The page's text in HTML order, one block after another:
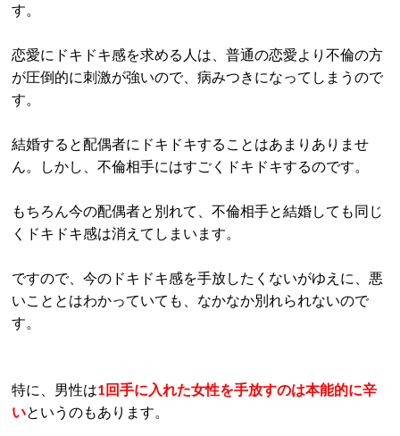
す。
恋愛にドキドキ感を求める人は、普通の恋愛より不倫の方
が圧倒的に刺激が強いので、病みつきになってしまうので
す。
結婚すると配偶者にドキドキすることはあまりありませ
ん。しかし、不倫相手にはすごくドキドキするのです。
もちろん今の配偶者と別れて、不倫相手と結婚しても同じ
くドキドキ感は消えてしまいます。
ですので、今のドキドキ感を手放したくないがゆえに、悪
いこととはわかっていても、なかなか別れられないので
す。
特に、男性は1回手に入れた女性を手放すのは本能的に辛
いというのもあります。